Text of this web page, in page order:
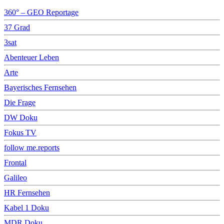
360° – GEO Reportage
37 Grad
3sat
Abenteuer Leben
Arte
Bayerisches Fernsehen
Die Frage
DW Doku
Fokus TV
follow me.reports
Frontal
Galileo
HR Fernsehen
Kabel 1 Doku